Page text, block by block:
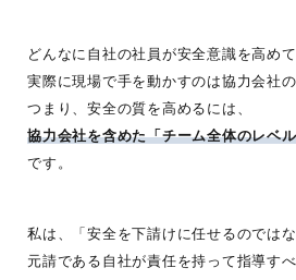
どんなに自社の社員が安全意識を高めて
実際に現場で手を動かすのは協力会社の
つまり、安全の質を高めるには、
協力会社を含めた「チーム全体のレベ
です。
私は、「安全を下請けに任せるのではな
元請である自社が責任を持って指導すべ